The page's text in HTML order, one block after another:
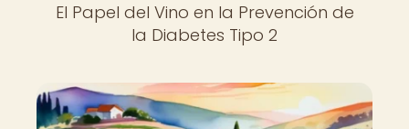
El Papel del Vino en la Prevención de
la Diabetes Tipo 2